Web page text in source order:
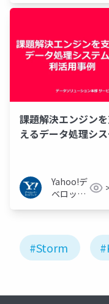
ワーク
課題解決エンジン
えるデータ処理シ
Yahoo!デ
ベロッパ
#Storm